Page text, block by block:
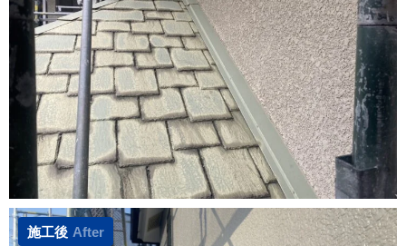
施工後 After